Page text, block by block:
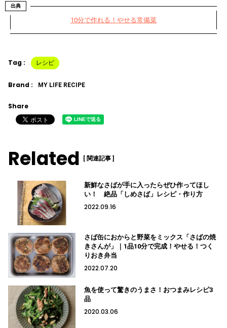
出典
10分で作れる！やせる常備菜
Tag : レシピ
Brand : MY LIFE RECIPE
Share
Related [ 関連記事 ]
新鮮なさばが手に入ったらぜひ作ってほし
い！ 絶品「しめさば」レシピ・作り方
2022.09.16
さば缶におからと野菜をミックス「さばの焼
きさんが」｜1品10分で完成！やせる！つく
りおき弁当
2022.07.20
魚を使って驚きのうまさ！おつまみレシピ3
品
2020.03.06